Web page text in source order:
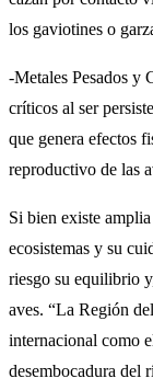
los gaviotines o
-Metales Pesados y
críticos al ser
que genera efectos
reproductivo de las
Si bien existe
ecosistemas y su
riesgo su equilibrio
aves. “La Región
internacional como
desembocadura del